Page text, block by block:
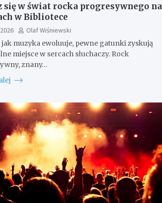
się w świat rocka progresywnego na
w Bibliotece
Olaf Wiśniewski
jak muzyka ewoluuje, pewne gatunki zyskują
miejsce w sercach słuchaczy. Rock
znany…